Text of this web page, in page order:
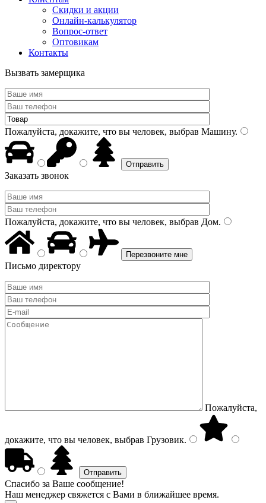
Скидки и акции
Онлайн-калькулятор
Вопрос-ответ
Оптовикам
Контакты
Вызвать замерщика
Пожалуйста, докажите, что вы человек, выбрав Машину.
Заказать звонок
Пожалуйста, докажите, что вы человек, выбрав Дом.
Письмо директору
Пожалуйста,
докажите, что вы человек, выбрав Грузовик.
Спасибо за Ваше сообщение!
Наш менеджер свяжется с Вами в ближайшее время.